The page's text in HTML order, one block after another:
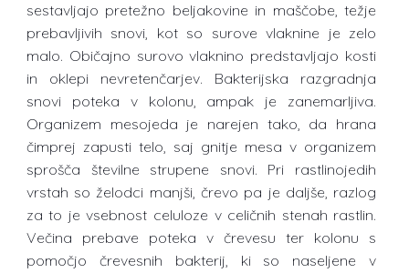
sestavljajo pretežno beljakovine in maščobe, težje
prebavljivih snovi, kot so surove vlaknine je zelo
malo. Običajno surovo vlaknino predstavljajo kosti
in oklepi nevretenčarjev. Bakterijska razgradnja
snovi poteka v kolonu, ampak je zanemarljiva.
Organizem mesojeda je narejen tako, da hrana
čimprej zapusti telo, saj gnitje mesa v organizem
sprošča številne strupene snovi. Pri rastlinojedih
vrstah so želodci manjši, črevo pa je daljše, razlog
za to je vsebnost celuloze v celičnih stenah rastlin.
Večina prebave poteka v črevesu ter kolonu s
pomočjo črevesnih bakterij, ki so naseljene v